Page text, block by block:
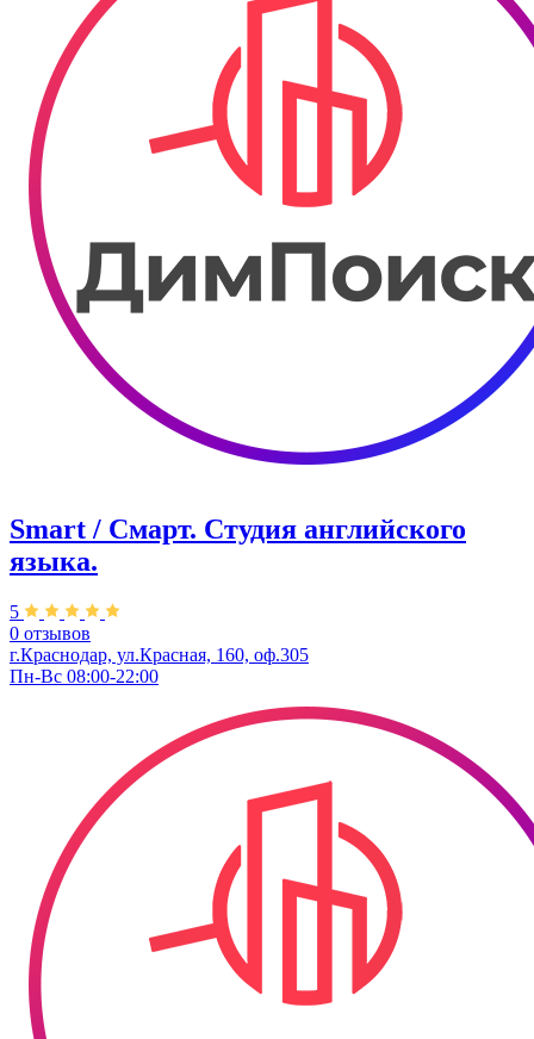
Smart / Смарт. Студия английского
языка.
5
0 отзывов
г.Краснодар, ул.Красная, 160, оф.305
Пн-Вс 08:00-22:00